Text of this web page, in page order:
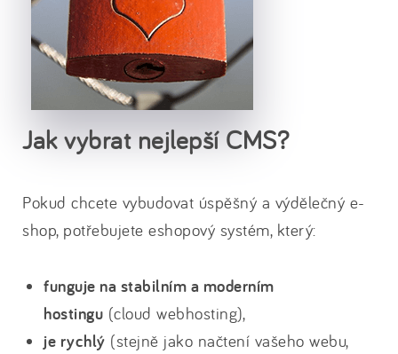
Jak vybrat nejlepší CMS?
Pokud chcete vybudovat úspěšný a výdělečný e-
shop, potřebujete eshopový systém, který:
funguje na stabilním a moderním
hostingu (cloud webhosting),
je rychlý (stejně jako načtení vašeho webu,